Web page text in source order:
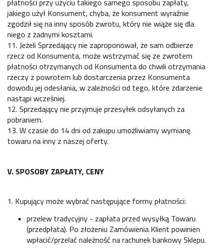
jakiego użył Konsument, chyba, że konsument wyraźnie
zgodził się na inny sposób zwrotu, który nie wiąże się dla
niego z żadnymi kosztami.
11. Jeżeli Sprzedający nie zaproponował, że sam odbierze
rzecz od Konsumenta, może wstrzymać się ze zwrotem
płatności otrzymanych od Konsumenta do chwili otrzymania
rzeczy z powrotem lub dostarczenia przez Konsumenta
dowodu jej odesłania, w zależności od tego, które zdarzenie
nastąpi wcześniej.
12. Sprzedający nie przyjmuje przesyłek odsyłanych za
pobraniem.
13. W czasie do 14 dni od zakupu umożliwiamy wymianę
towaru na inny z naszej oferty.
V. SPOSOBY ZAPŁATY, CENY
1. Kupujący może wybrać następujące formy płatności:
przelew tradycyjny - zapłata przed wysyłką Towaru
(przedpłata). Po złożeniu Zamówienia Klient powinien
wpłacić/przelać należność na rachunek bankowy Sklepu.